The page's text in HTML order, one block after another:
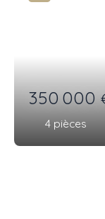
350 000
4 pièces